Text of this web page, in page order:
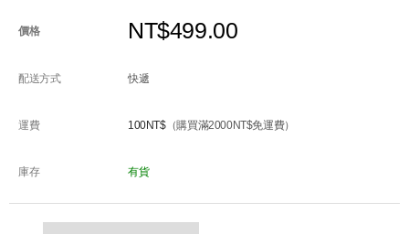
價格 NT$499.00
配送方式 快遞
運費 100NT$（購買滿2000NT$免運費）
庫存 有貨